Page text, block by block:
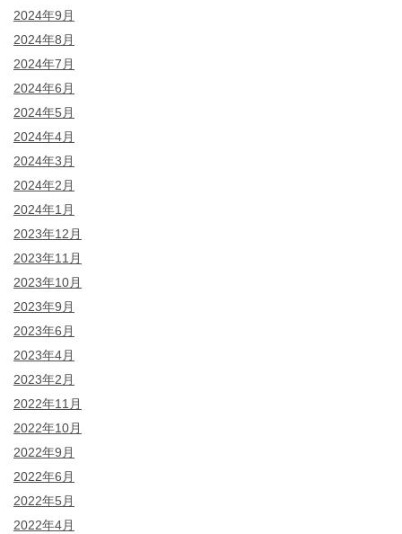
2024年9月
2024年8月
2024年7月
2024年6月
2024年5月
2024年4月
2024年3月
2024年2月
2024年1月
2023年12月
2023年11月
2023年10月
2023年9月
2023年6月
2023年4月
2023年2月
2022年11月
2022年10月
2022年9月
2022年6月
2022年5月
2022年4月